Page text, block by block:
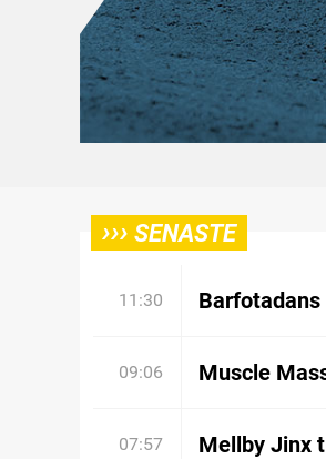
››› SENASTE
11:30
09:06 Muscle
07:57 Mellby Jinx